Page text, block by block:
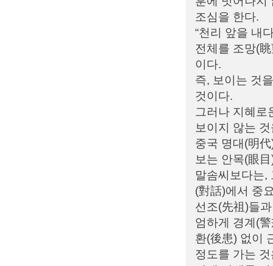
조심을 한다.
“천리 앞을 내
전체를 조망(
이다.
즉, 보이는 것
것이다.
그러나 지혜로
보이지 않는
중국 명대(明
보는 안목(眼
말솜씨보다는,
(對話)에서 중
선조(先祖)들
엄하게 경계(
환(後患) 없이
정도를 가는